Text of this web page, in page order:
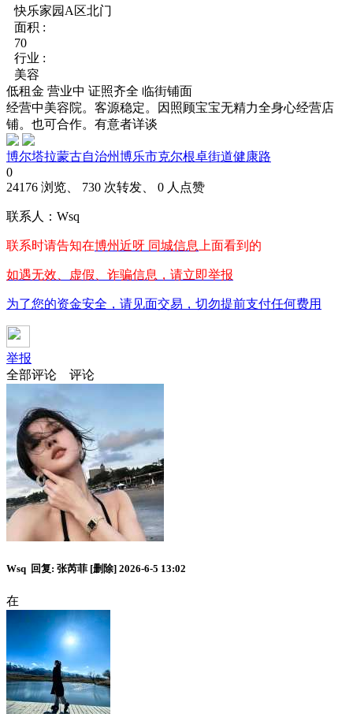
快乐家园A区北门
面积 :
70
行业 :
美容
低租金 营业中 证照齐全 临街铺面
经营中美容院。客源稳定。因照顾宝宝无精力全身心经营店
铺。也可合作。有意者详谈
博尔塔拉蒙古自治州博乐市克尔根卓街道健康路
0
24176 浏览、 730 次转发、 0 人点赞
联系人：Wsq
联系时请告知在博州近呀 同城信息 上面看到的
如遇无效、虚假、诈骗信息，请立即举报
为了您的资金安全，请见面交易，切勿提前支付任何费用
举报
全部评论
评论
Wsq 回复: 张芮菲 [删除] 2026-6-5 13:02
在